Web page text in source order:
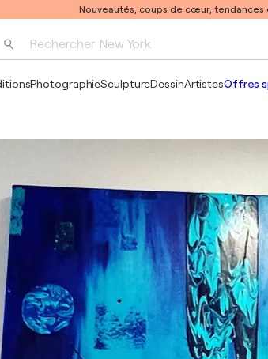
Nouveautés, coups de cœur, tendances
Rechercher New York
Pablo Picasso
PhotographieSculptureDessinArtistesOffres